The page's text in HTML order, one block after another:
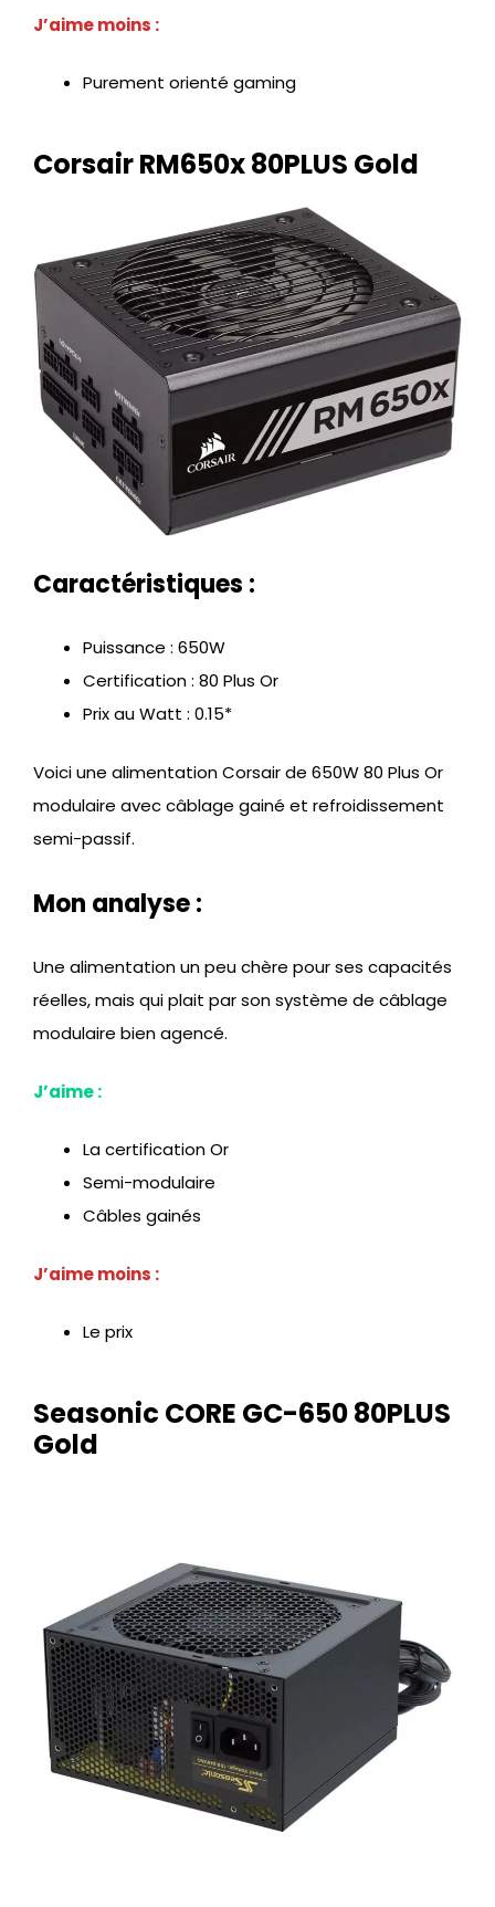
J’aime moins :
Purement orienté gaming
Corsair RM650x 80PLUS Gold
Caractéristiques :
Puissance : 650W
Certification : 80 Plus Or
Prix au Watt : 0.15*
Voici une alimentation Corsair de 650W 80 Plus Or
modulaire avec câblage gainé et refroidissement
semi-passif.
Mon analyse :
Une alimentation un peu chère pour ses capacités
réelles, mais qui plait par son système de câblage
modulaire bien agencé.
J’aime :
La certification Or
Semi-modulaire
Câbles gainés
J’aime moins :
Le prix
Seasonic CORE GC-650 80PLUS
Gold